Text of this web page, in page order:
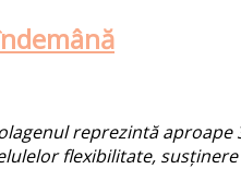
reprezintă
flexibilitate,